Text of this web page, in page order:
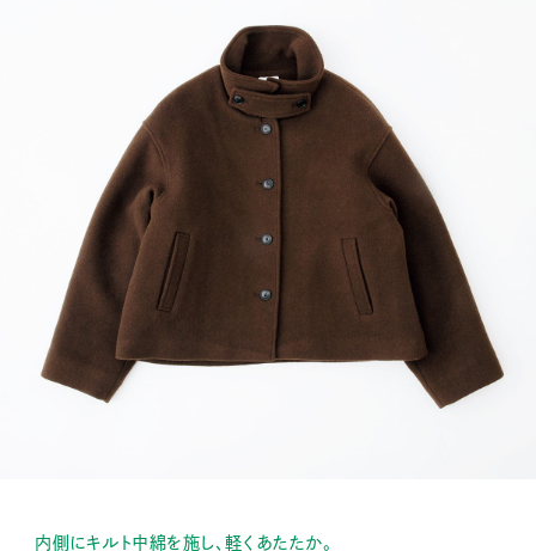
内側にキルト中綿を施し、軽くあたたか。